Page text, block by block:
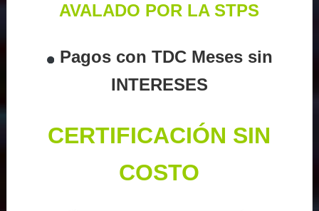
AVALADO POR LA STPS
Pagos con TDC Meses sin
INTERESES
CERTIFICACIÓN SIN
COSTO